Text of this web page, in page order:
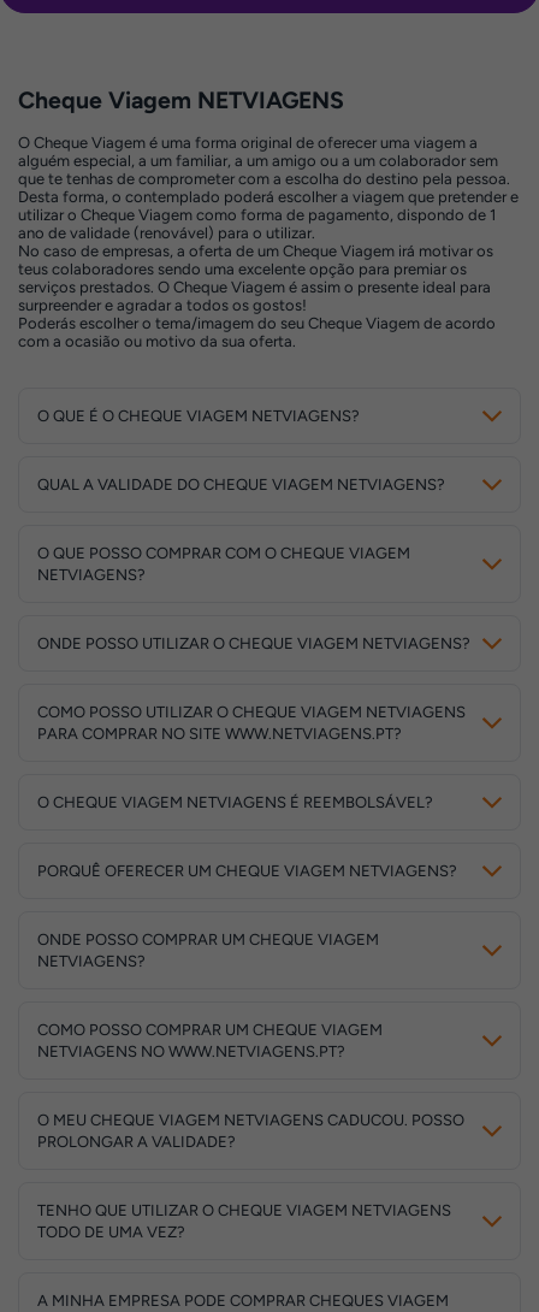
Cheque Viagem NETVIAGENS
O Cheque Viagem é uma forma original de oferecer uma viagem a
alguém especial, a um familiar, a um amigo ou a um colaborador sem
que te tenhas de comprometer com a escolha do destino pela pessoa.
Desta forma, o contemplado poderá escolher a viagem que pretender e
utilizar o Cheque Viagem como forma de pagamento, dispondo de 1
ano de validade (renovável) para o utilizar.
No caso de empresas, a oferta de um Cheque Viagem irá motivar os
teus colaboradores sendo uma excelente opção para premiar os
serviços prestados. O Cheque Viagem é assim o presente ideal para
surpreender e agradar a todos os gostos!
Poderás escolher o tema/imagem do seu Cheque Viagem de acordo
com a ocasião ou motivo da sua oferta.
O QUE É O CHEQUE VIAGEM NETVIAGENS?
QUAL A VALIDADE DO CHEQUE VIAGEM NETVIAGENS?
O QUE POSSO COMPRAR COM O CHEQUE VIAGEM
NETVIAGENS?
ONDE POSSO UTILIZAR O CHEQUE VIAGEM NETVIAGENS?
COMO POSSO UTILIZAR O CHEQUE VIAGEM NETVIAGENS
PARA COMPRAR NO SITE WWW.NETVIAGENS.PT?
O CHEQUE VIAGEM NETVIAGENS É REEMBOLSÁVEL?
PORQUÊ OFERECER UM CHEQUE VIAGEM NETVIAGENS?
ONDE POSSO COMPRAR UM CHEQUE VIAGEM
NETVIAGENS?
COMO POSSO COMPRAR UM CHEQUE VIAGEM
NETVIAGENS NO WWW.NETVIAGENS.PT?
O MEU CHEQUE VIAGEM NETVIAGENS CADUCOU. POSSO
PROLONGAR A VALIDADE?
TENHO QUE UTILIZAR O CHEQUE VIAGEM NETVIAGENS
TODO DE UMA VEZ?
A MINHA EMPRESA PODE COMPRAR CHEQUES VIAGEM